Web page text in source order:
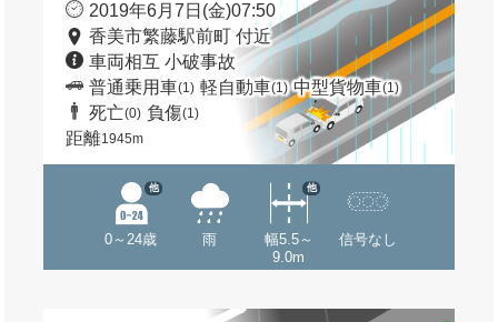
2019年6月7日(金)07:50
香美市繁藤駅前町 付近
車両相互 小破事故
普通乗用車(1) 軽自動車(1) 中型貨物車(1)
死亡(0) 負傷(1)
距離1945m
0～24歳
他
雨
幅5.5～
9.0m
他
信号なし